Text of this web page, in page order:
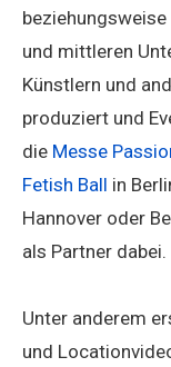
beziehungsweise
und mittleren
Künstlern und
produziert und
die Messe
Fetish Ball in
Hannover oder
als Partner dabei.
Unter anderem
und